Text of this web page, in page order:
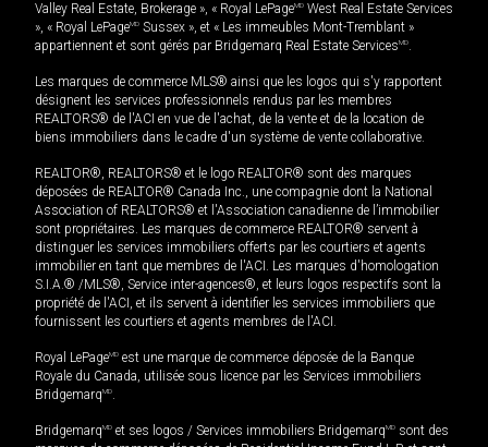
Valley Real Estate, Brokerage », « Royal LePageMD West Real Estate Services
», « Royal LePageMD Sussex », et « Les immeubles Mont-Tremblant »
appartiennent et sont gérés par Bridgemarq Real Estate ServicesMD.
Les marques de commerce MLS® ainsi que les logos qui s'y rapportent
désignent les services professionnels rendus par les membres
REALTORS® de l'ACI en vue de l'achat, de la vente et de la location de
biens immobiliers dans le cadre d'un système de vente collaborative.
REALTOR®, REALTORS® et le logo REALTOR® sont des marques
déposées de REALTOR® Canada Inc., une compagnie dont la National
Association of REALTORS® et l'Association canadienne de l’immobilier
sont propriétaires. Les marques de commerce REALTOR® servent à
distinguer les services immobiliers offerts par les courtiers et agents
immobilier en tant que membres de l'ACI. Les marques d'homologation
S.I.A.® /MLS®, Service inter-agences®, et leurs logos respectifs sont la
propriété de l'ACI, et ils servent à identifier les services immobiliers que
fournissent les courtiers et agents membres de l'ACI.
Royal LePageMD est une marque de commerce déposée de la Banque
Royale du Canada, utilisée sous licence par les Services immobiliers
BridgemarqMD.
BridgemarqMD et ses logos / Services immobiliers BridgemarqMD sont des